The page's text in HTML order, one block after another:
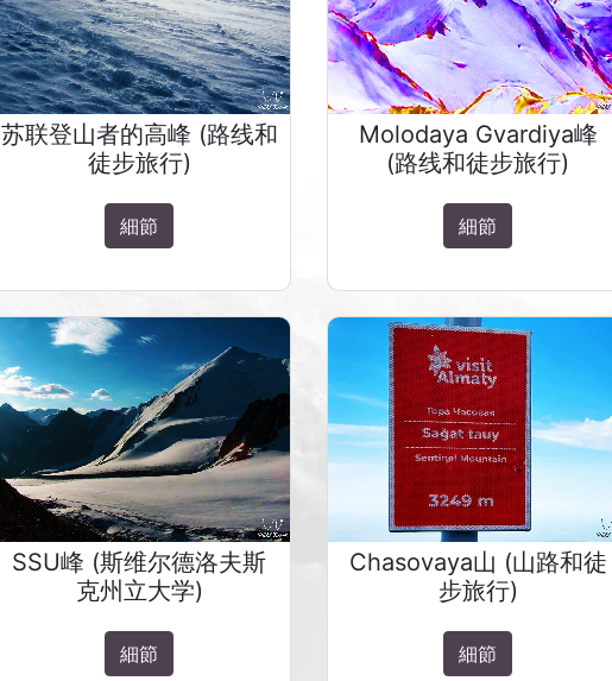
苏联登山者的高峰 (路线和
徒步旅行)
細節
Molodaya Gvardiya峰
(路线和徒步旅行)
細節
SSU峰 (斯维尔德洛夫斯
克州立大学)
細節
Chasovaya山 (山路和徒
步旅行)
細節